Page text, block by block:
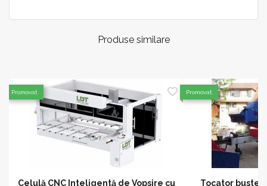
Produse similare
Celulă CNC Inteligentă de Vopsire cu
Promovat
Tocator
Promovat